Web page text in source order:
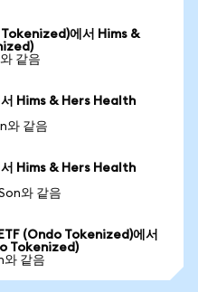
Tokenized)에서 Hims &
같음
Hims & Hers Health
와 같음
Hims & Hers Health
와 같음
(Ondo Tokenized)에서
Tokenized)
와 같음